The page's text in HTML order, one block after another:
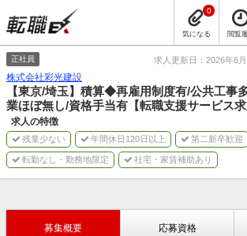
気になる
0
閲覧
正社員 求人更新日：2026年6
株式会社彩光建設
【東京/埼玉】積算◆再雇用制度有/公共工事
業ほぼ無し/資格手当有【転職支援サービス求
求人の特徴
残業少ない 年間休日120日以上 第二新卒歓迎
転勤なし・勤務地限定 社宅・家賃補助あり
募集概要 応募資格